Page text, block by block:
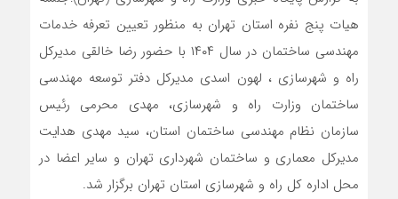
هیات پنج نفره استان تهران به منظور تعیین تعرفه خدمات
مهندسی ساختمان در سال ۱۴۰۴ با حضور رضا خالقی مدیرکل
راه و شهرسازی ، لهون اسدی مدیرکل دفتر توسعه مهندسی
ساختمان وزارت راه و شهرسازی، مهدی محرمی رئیس
سازمان نظام مهندسی ساختمان استان، سید مهدی هدایت
مدیرکل معماری و ساختمان شهرداری تهران و سایر اعضا در
محل اداره کل راه و شهرسازی استان تهران برگزار شد.